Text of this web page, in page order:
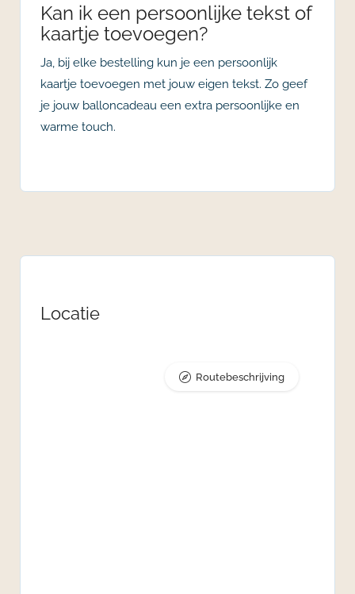
Kan ik een persoonlijke tekst of
kaartje toevoegen?
Ja, bij elke bestelling kun je een persoonlijk
kaartje toevoegen met jouw eigen tekst. Zo geef
je jouw balloncadeau een extra persoonlijke en
warme touch.
Locatie
Routebeschrijving